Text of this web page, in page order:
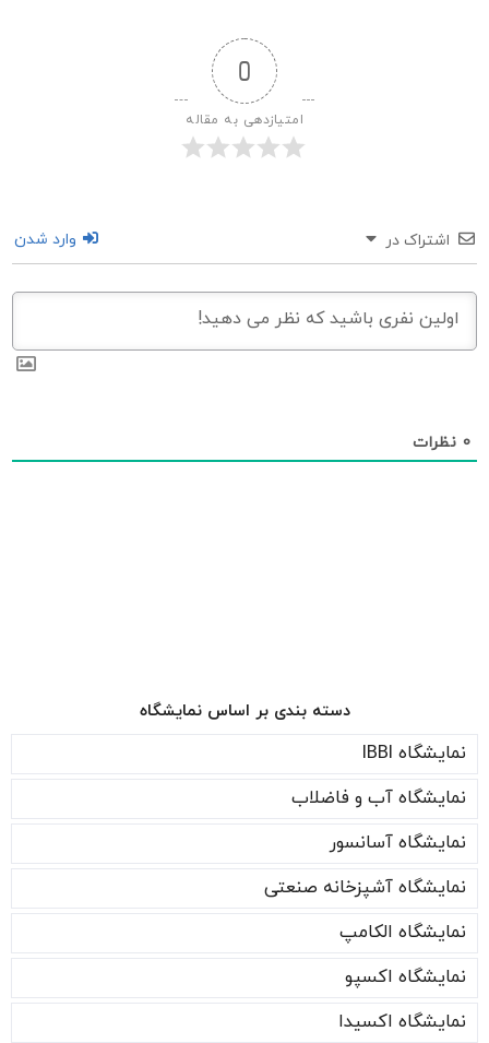
0
امتیازدهی به مقاله
اشتراک در وارد شدن
0 نظرات
دسته بندی بر اساس نمایشگاه
نمایشگاه IBBI
نمایشگاه آب و فاضلاب
نمایشگاه آسانسور
نمایشگاه آشپزخانه صنعتی
نمایشگاه الکامپ
نمایشگاه اکسپو
نمایشگاه اکسیدا